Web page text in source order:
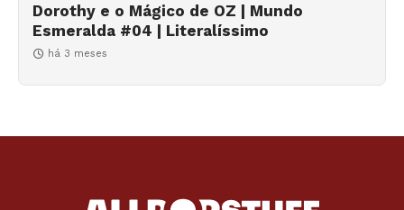
Dorothy e o Mágico de OZ | Mundo
Esmeralda #04 | Literalíssimo
há 3 meses